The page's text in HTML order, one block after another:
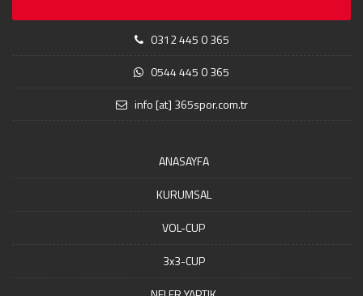
0312 445 0 365
0544 445 0 365
info [at] 365spor.com.tr
ANASAYFA
KURUMSAL
VOL-CUP
3x3-CUP